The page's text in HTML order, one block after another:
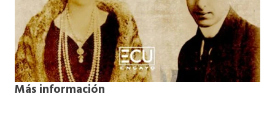
Más información